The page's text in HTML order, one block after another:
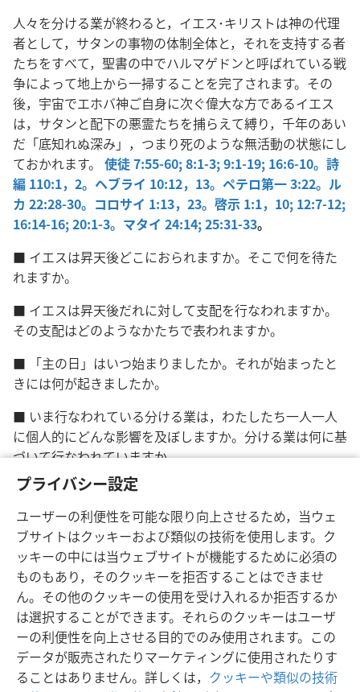
プライバシー設定
ユーザーの利便性を可能な限り向上させるため，当ウェ
ブサイトはクッキーおよび類似の技術を使用します。ク
ッキーの中には当ウェブサイトが機能するために必須の
ものもあり，そのクッキーを拒否することはできませ
ん。その他のクッキーの使用を受け入れるか拒否するか
は選択することができます。それらのクッキーはユーザ
ーの利便性を向上させる目的でのみ使用されます。この
データが販売されたりマーケティングに使用されたりす
ることはありません。詳しくは， クッキーや類似の技術
人々を分ける業が終わると，イエス･キリストは神の代理
者として，サタンの事物の体制全体と，それを支持する者
たちをすべて，聖書の中でハルマゲドンと呼ばれている戦
争によって地上から一掃することを完了されます。その
後，宇宙でエホバ神ご自身に次ぐ偉大な方であるイエス
は，サタンと配下の悪霊たちを捕らえて縛り，千年のあい
だ「底知れぬ深み」，つまり死のような無活動の状態にし
ておかれます。 使徒 7:55-60;8:1-3;9:1-19; 16:6-10。 詩
編 110:1，2。 ヘブライ 10:12，13。 ペテロ第一 3:22。 ル
カ 22:28-30。 コロサイ 1:13， 23。 啓示 1:1， 10; 12:7-12;
16:14-16;20:1-3。 マタイ 24:14;25:31-33。
■ イエスは昇天後どこにおられますか。そこで何を待た
れますか。
■ イエスは昇天後だれに対して支配を行なわれますか。
その支配はどのようなかたちで表われますか。
■ 「主の日」はいつ始まりましたか。それが始まったと
きには何が起きましたか。
■ いま行なわれている分ける業は，わたしたち一人一人
に個人的にどんな影響を及ぼしますか。分ける業は何に基
づいて行なわれていますか。
■ 分ける業が終わると，その後にどんな事が起きます
か。
日本語 シェアする 設定
Copyright© 2026 Watch Tower Bible and Tract Society of Pennsylvania
利用規約
プライバシーに関する方針 プライバシー設定
JW.ORG
ログイン